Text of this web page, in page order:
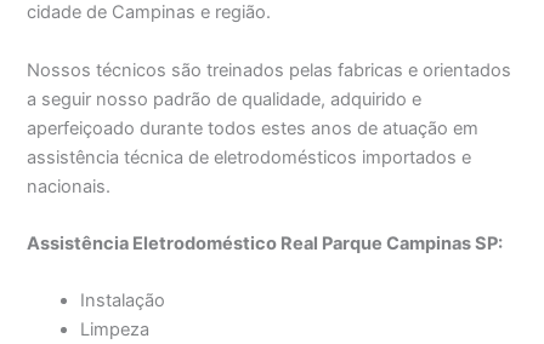
cidade de Campinas e região.
Nossos técnicos são treinados pelas fabricas e orientados
a seguir nosso padrão de qualidade, adquirido e
aperfeiçoado durante todos estes anos de atuação em
assistência técnica de eletrodomésticos importados e
nacionais.
Assistência Eletrodoméstico Real Parque Campinas SP:
Instalação
Limpeza